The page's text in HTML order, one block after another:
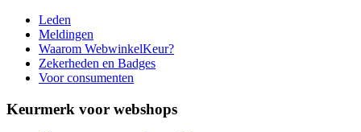
Leden
Meldingen
Waarom WebwinkelKeur?
Zekerheden en Badges
Voor consumenten
Keurmerk voor webshops